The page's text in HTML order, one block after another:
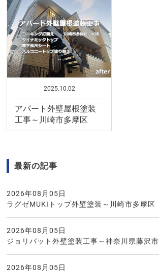
2025.10.02
アパート外壁屋根塗装
工事～川崎市多摩区
最新の記事
2026年08月05日
ラグゼMUKIトップ外壁塗装～川崎市多摩区
2026年08月05日
ジョリパット外壁塗装工事～神奈川県藤沢市
2026年08月05日